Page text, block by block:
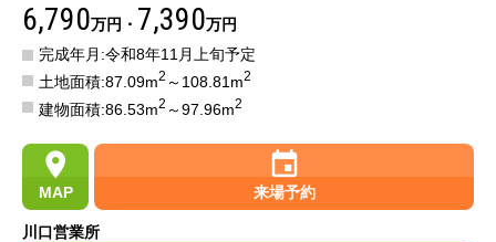
川口営業所
6,790万円・ 7,390万円
完成年月:令和8年11月上旬予定
土地面積:87.09m2 ～108.81m2
建物面積:86.53m2 ～97.96m2
MAP 来場予約